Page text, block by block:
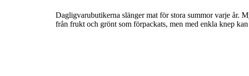
Dagligvarubutikerna slänger mat för stora summor varje år.
från frukt och grönt som förpackats, men med enkla knep